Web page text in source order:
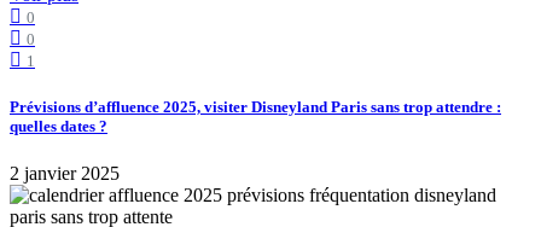
0
0
1
Prévisions d’affluence 2025, visiter Disneyland Paris sans trop attendre :
quelles dates ?
2 janvier 2025